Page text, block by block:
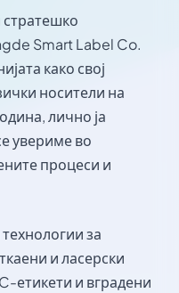
стратешко
Smart Label Co.
како свој
носители на
лично ја
увериме во
процеси и
за
и ласерски
етикети и вградени